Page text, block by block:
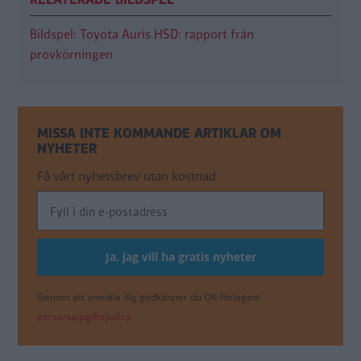
Bildspel: Toyota Auris HSD: rapport från
provkörningen
MISSA INTE KOMMANDE ARTIKLAR OM
NYHETER
Få vårt nyhetsbrev utan kostnad
Genom att anmäla dig godkänner du OK-förlagets
personuppgiftspolicy.